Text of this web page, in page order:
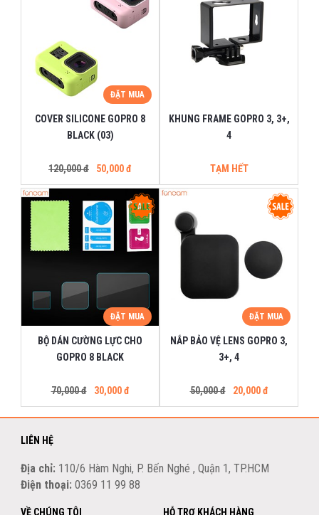
ĐẶT MUA
COVER SILICONE GOPRO 8
BLACK (03)
120,000 đ 50,000 đ
KHUNG FRAME GOPRO 3, 3+,
4
TẠM HẾT
ĐẶT MUA
BỘ DÁN CƯỜNG LỰC CHO
GOPRO 8 BLACK
70,000 đ 30,000 đ
ĐẶT MUA
NẮP BẢO VỆ LENS GOPRO 3,
3+, 4
50,000 đ 20,000 đ
LIÊN HỆ
Địa chỉ: 110/6 Hàm Nghi, P. Bến Nghé , Quận 1, TP.HCM
Điện thoại: 0369 11 99 88
VỀ CHÚNG TÔI HỖ TRỢ KHÁCH HÀNG